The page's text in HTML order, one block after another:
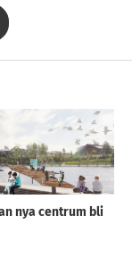
nya centrum bli